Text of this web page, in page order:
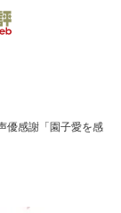
優感謝「園子愛を感